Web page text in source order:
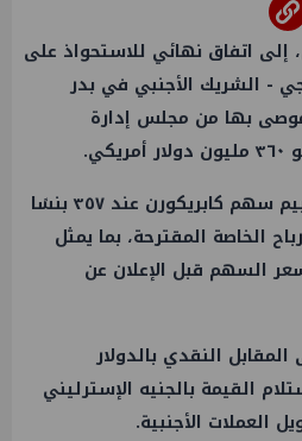
اتفاق نهائي للاستحواذ على
- الشريك الأجنبي في بدر
بها من مجلس إدارة
وبموجب الصفقة، جرى تقييم سهم كابريكورن عند ٣٥٧ بنسًا
الخاصة المقترحة، بما يمثل
مقارنة بسعر السهم قبل الإعلان عن
النقدي بالدولار
القيمة بالجنيه الإسترليني
العملات الأجنبية.